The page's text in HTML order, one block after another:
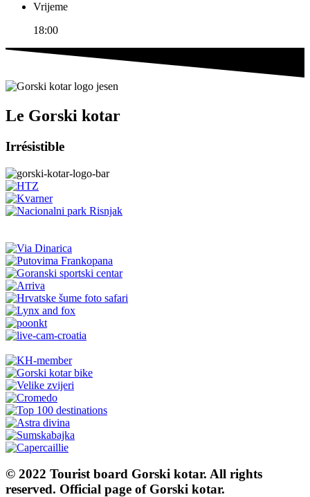
Vrijeme
18:00
Le Gorski kotar
Irrésistible
© 2022 Tourist board Gorski kotar. All rights
reserved. Official page of Gorski kotar.